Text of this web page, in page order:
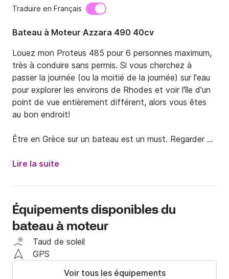
Traduire en Français
Bateau à Moteur Azzara 490 40cv
Louez mon Proteus 485 pour 6 personnes maximum,
très à conduire sans permis. Si vous cherchez à
passer la journée (ou la moitié de la journée) sur l'eau
pour explorer les environs de Rhodes et voir l'île d'un
point de vue entièrement différent, alors vous êtes
au bon endroit!
Être en Grèce sur un bateau est un must. Regarder
Vous pourrez voir des villages pittoresques, trouver
pique-niquer à bord de votre bateau affrété, mouiller
près d'une plage et bien plus encore. Il y a tellement
de plaisir et de liberté avec un bateau.
Si vous avez des questions, vous pouvez me
contacter à tout moment via la plateforme
Click&Boat!
Lire la suite
Équipements disponibles du
bateau à moteur
Taud de soleil
GPS
Voir tous les équipements